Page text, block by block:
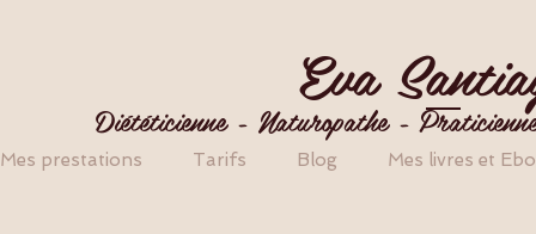
Eva
Diététicienne - Naturopathe -
Mes prestations Tarifs Blog Mes livres et